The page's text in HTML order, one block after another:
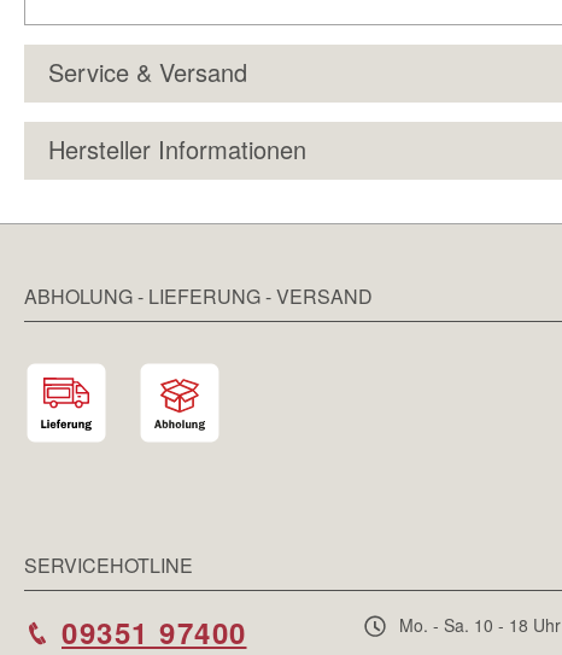
Service & Versand
Hersteller Informationen
ABHOLUNG - LIEFERUNG - VERSAND
SERVICEHOTLINE
09351 97400 Mo. - Sa. 10 - 18 Uhr